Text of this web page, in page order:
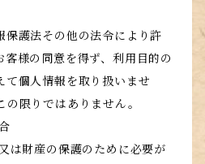
保護法その他の法令により許
様の同意を得ず、利用目的の
て個人情報を取り扱いませ
限りではありません。
は財産の保護のために必要が